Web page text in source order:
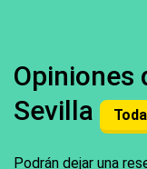
Opiniones
Sevilla
Podrán dejar una